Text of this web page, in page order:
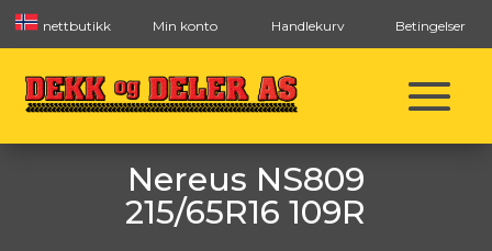
nettbutikk Min konto Handlekurv Betingelser
Nereus NS809
215/65R16 109R